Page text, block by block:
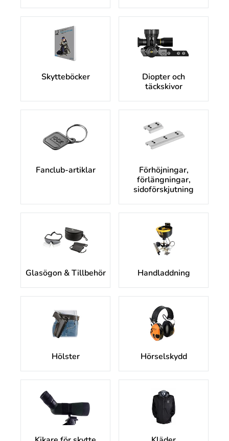
Skytteböcker
Diopter och
täckskivor
Fanclub-artiklar
Förhöjningar,
förlängningar,
sidoförskjutning
Glasögon & Tillbehör Handladdning
Hölster Hörselskydd